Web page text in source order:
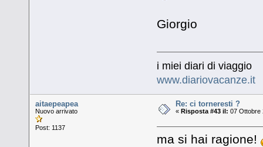
Giorgio
i miei diari di viaggio
www.diariovacanze.it
aitaepeapea
Nuovo arrivato
Post: 1137
Re: ci torneresti ?
« Risposta #43 il: 07 Ottobre
ma si hai ragione!